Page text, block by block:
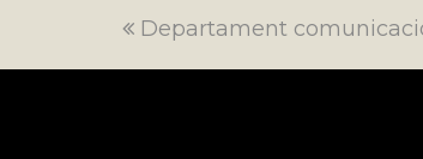
previous
Departament